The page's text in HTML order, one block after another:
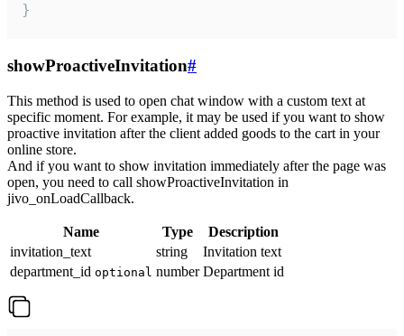
}
showProactiveInvitation#
This method is used to open chat window with a custom text at
specific moment. For example, it may be used if you want to show
proactive invitation after the client added goods to the cart in your
online store.
And if you want to show invitation immediately after the page was
open, you need to call showProactiveInvitation in
jivo_onLoadCallback.
Name Type
Description
invitation_text
string
Invitation text
department_id optional number Department id